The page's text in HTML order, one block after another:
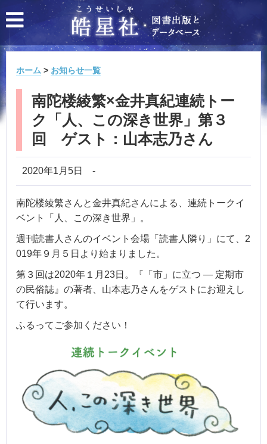
ホーム > お知らせ一覧
南陀楼綾繁×金井真紀連続トー
ク「人、この深き世界」第３
回 ゲスト：山本志乃さん
2020年1月5日 -
南陀楼綾繁さんと金井真紀さんによる、連続トークイ
ベント「人、この深き世界」。
週刊読書人さんのイベント会場「読書人隣り」にて、2
019年９月５日より始まりました。
第３回は2020年１月23日。『「市」に立つ ― 定期市
の民俗誌』の著者、山本志乃さんをゲストにお迎えし
て行います。
ふるってご参加ください！